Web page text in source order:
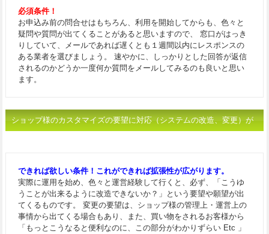
必須条件！
お申込み前の問合せはもちろん、利用を開始してからも、色々と
疑問や質問が出てくることがあると思いますので、 窓口がはっき
りしていて、メールであれば遅くとも１週間以内にレスポンスの
ある業者を選びましょう。 速やかに、しっかりとした回答が返信
されるのかどうか一度何か質問をメールしてみるのも良いと思い
ます。
ショップ様のカスタマイズの要望に対応（システムの改造、変更）が
できれば欲しい条件！これができれば拡張性が広がります。
実際に運用を始め、色々と運営経験して行くと、必ず、「こうゆ
うことが出来るように改造できないか？」という要望や願望が出
てくるものです。 変更の要望は、ショップ様の管理上・運営上の
事情から出てくる場合もあり、また、買い物をされるお客様から
「もっとこうなると便利なのに、この部分がわかりずらい Etc 」